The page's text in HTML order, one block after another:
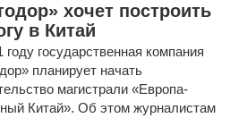
хочет построить
в Китай
году государственная компания
планирует начать
магистрали «Европа-
Китай». Об этом журналистам